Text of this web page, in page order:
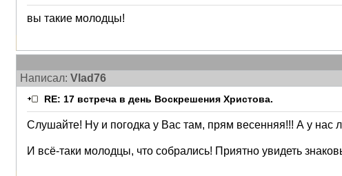
вы такие молодцы!
Написал: Vlad76
RE: 17 встреча в день Воскрешения Христова.
Слушайте! Ну и погодка у Вас там, прям весенняя!!! А у нас
И всё-таки молодцы, что собрались! Приятно увидеть